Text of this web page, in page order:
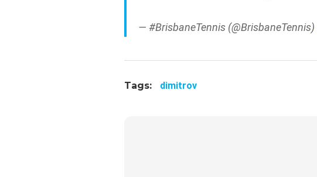
— #BrisbaneTennis (@BrisbaneTennis)
Tags: dimitrov